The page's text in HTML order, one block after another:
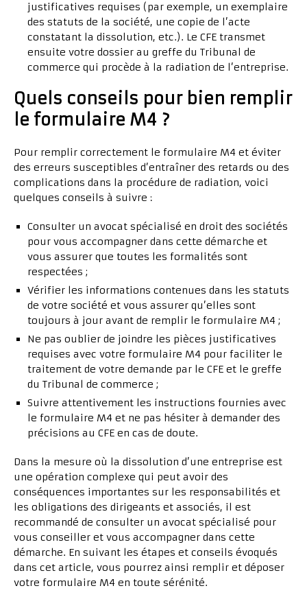
justificatives requises (par exemple, un exemplaire
des statuts de la société, une copie de l’acte
constatant la dissolution, etc.). Le CFE transmet
ensuite votre dossier au greffe du Tribunal de
commerce qui procède à la radiation de l’entreprise.
Quels conseils pour bien remplir
le formulaire M4 ?
Pour remplir correctement le formulaire M4 et éviter
des erreurs susceptibles d’entraîner des retards ou des
complications dans la procédure de radiation, voici
quelques conseils à suivre :
Consulter un avocat spécialisé en droit des sociétés
pour vous accompagner dans cette démarche et
vous assurer que toutes les formalités sont
respectées ;
Vérifier les informations contenues dans les statuts
de votre société et vous assurer qu’elles sont
toujours à jour avant de remplir le formulaire M4 ;
Ne pas oublier de joindre les pièces justificatives
requises avec votre formulaire M4 pour faciliter le
traitement de votre demande par le CFE et le greffe
du Tribunal de commerce ;
Suivre attentivement les instructions fournies avec
le formulaire M4 et ne pas hésiter à demander des
précisions au CFE en cas de doute.
Dans la mesure où la dissolution d’une entreprise est
une opération complexe qui peut avoir des
conséquences importantes sur les responsabilités et
les obligations des dirigeants et associés, il est
recommandé de consulter un avocat spécialisé pour
vous conseiller et vous accompagner dans cette
démarche. En suivant les étapes et conseils évoqués
dans cet article, vous pourrez ainsi remplir et déposer
votre formulaire M4 en toute sérénité.